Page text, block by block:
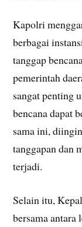
Kapolri
berbagai
tanggap
pemerintah
sangat penting
bencana dapat
sama ini,
tanggapan dan
terjadi.
Selain itu,
bersama